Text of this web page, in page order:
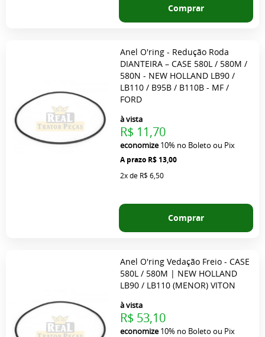
Comprar
Anel O'ring - Redução Roda
DIANTEIRA – CASE 580L / 580M /
580N - NEW HOLLAND LB90 /
LB110 / B95B / B110B - MF /
FORD
R$ 13,00
à vista
R$ 11,70
economize10% no Boleto ou Pix
2xde R$ 6,50
Comprar
Anel O'ring Vedação Freio - CASE
580L / 580M | NEW HOLLAND
LB90 / LB110 (MENOR) VITON
à vista
R$ 53,10
economize10% no Boleto ou Pix